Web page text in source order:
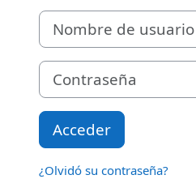
Nombre de usuario
Contraseña
Acceder
¿Olvidó su contraseña?